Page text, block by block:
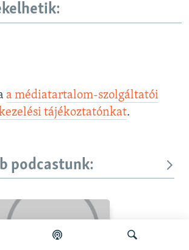
a médiatartalom-szolgáltatói
tájékoztatónkat.
podcastunk: